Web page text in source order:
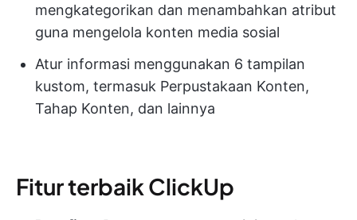
mengkategorikan dan menambahkan atribut
guna mengelola konten media sosial
Atur informasi menggunakan 6 tampilan
kustom, termasuk Perpustakaan Konten,
Tahap Konten, dan lainnya
Fitur terbaik ClickUp